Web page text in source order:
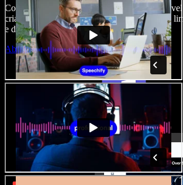
Com curva de aprendizado zero e tudo
criadores de conteúdo conseguem ir além das
e dar vida a todas as suas ideias.
Abrir o Studio